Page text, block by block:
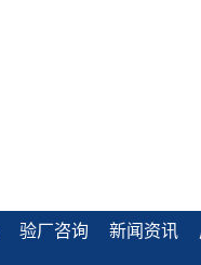
验厂咨询 新闻资讯